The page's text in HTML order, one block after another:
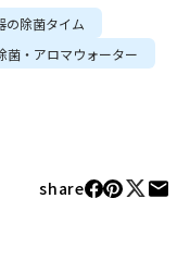
の除菌タイム
菌・アロマウォーター
share